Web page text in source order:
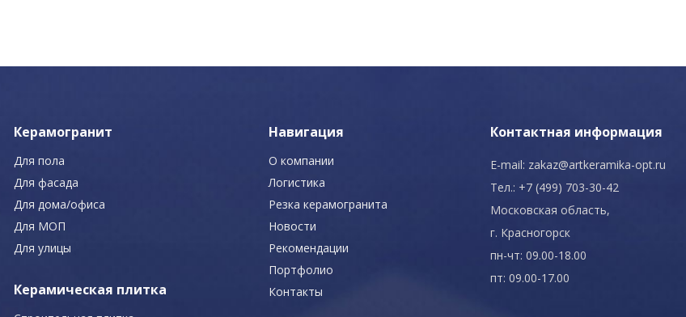
Керамогранит
Для пола
Для фасада
Для дома/офиса
Для МОП
Для улицы
Керамическая плитка
Навигация
О компании
Логистика
Резка керамогранита
Новости
Рекомендации
Портфолио
Контакты
Контактная информация
E-mail: zakaz@artkeramika-opt.ru
Тел.: +7 (499) 703-30-42
Московская область,
г. Красногорск
пн-чт: 09.00-18.00
пт: 09.00-17.00